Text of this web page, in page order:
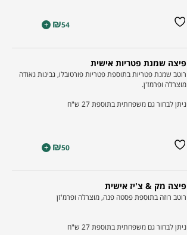
₪54
+
פיצה שמנת פטריות אישית
רוטב שמנת פטריות בתוספת פטריות פורטובלו, גבינות גאודה
מוצרלה ופרמז'ן.
ניתן לבחור גם משפחתית בתוספת 27 ש"ח
₪50
+
פיצה מק & צ'יז אישית
רוטב רוזה בתוספת פסטה פנה, מוצרלה ופרמ'זן
ניתן לבחור גם משפחתית בתוספת 27 ש"ח